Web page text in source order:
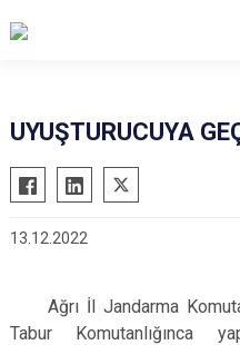
UYUŞTURUCUYA
13.12.2022
Ağrı İl Jandarma
Tabur Komutanlığınca